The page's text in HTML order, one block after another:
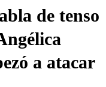
de tenso
a atacar